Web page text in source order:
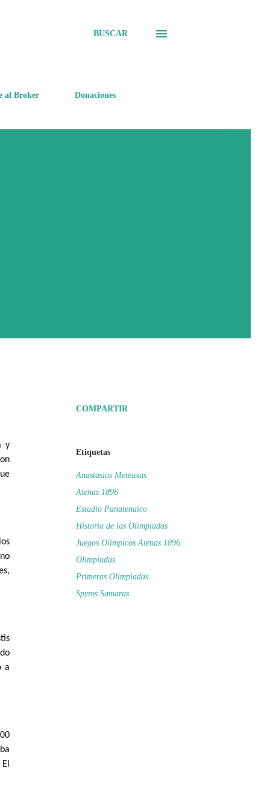
BUSCAR
al Broker Donaciones
y
a
COMPARTIR
Etiquetas
Anastasios Meteaxas
Atenas 1896
Estadio Panatenaico
Historia de las Olimpiadas
Juegos Olímpicos Atenas 1896
Olimpiadas
Primeras Olimpiadas
Spyros Samaras